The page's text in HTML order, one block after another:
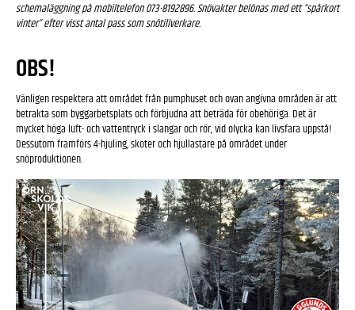
schemaläggning på mobiltelefon 073-8192896. Snövakter belönas med ett “spårkort
vinter” efter visst antal pass som snötillverkare.
OBS!
Vänligen respektera att området från pumphuset och ovan angivna områden är att
betrakta som byggarbetsplats och förbjudna att beträda för obehöriga. Det är
mycket höga luft- och vattentryck i slangar och rör, vid olycka kan livsfara uppstå!
Dessutom framförs 4-hjuling, skoter och hjullastare på området under
snöproduktionen.